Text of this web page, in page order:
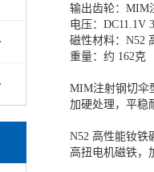
输出齿轮：MIM
电压：DC11.1V
磁性材料：N52
重量：约 162克
MIM注射钢切伞
加硬处理，平稳
N52 高性能钕铁
高扭电机磁铁，